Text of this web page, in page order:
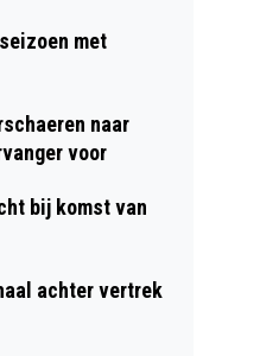
met
naar
voor
bij komst van
achter vertrek